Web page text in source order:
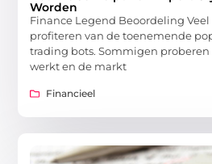
Worden
Finance Legend Beoordeling
profiteren van de toenemende
trading bots. Sommigen
werkt en de markt
Financieel